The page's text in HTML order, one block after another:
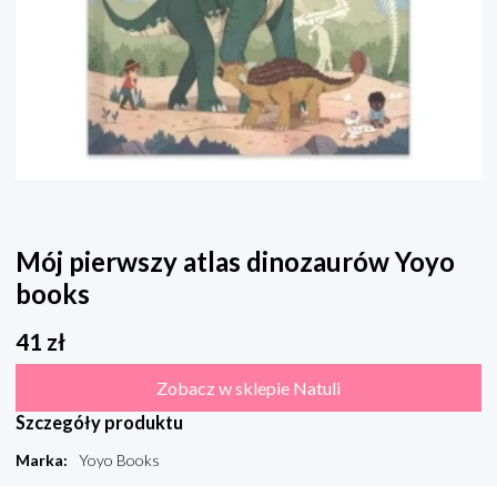
Mój pierwszy atlas dinozaurów Yoyo
books
41 zł
Zobacz w sklepie Natuli
Szczegóły produktu
Marka:
Yoyo Books